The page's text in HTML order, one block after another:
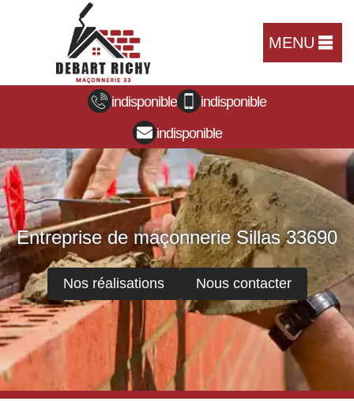
MENU
indisponible
indisponible
indisponible
Entreprise de maçonnerie Sillas 33690
Nos réalisations Nous contacter